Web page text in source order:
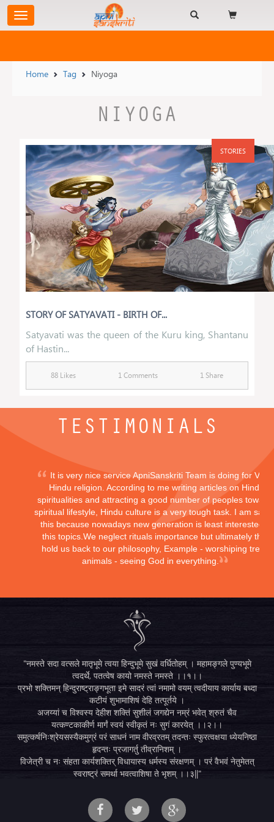
Home Tag Niyoga
NIYOGA
STORIES
STORY OF SATYAVATI - BIRTH OF...
Satyavati was the queen of the Kuru king, Shantanu
of Hastin...
88 Likes 1 Comments 1 Share
TESTIMONIALS
It is very nice service ApniSanskriti Team is doing for
Hindu religion. According to me writing articles on Hindu
spiritualities and attracting a good number of peoples
spiritual lifestyle, Hindu culture is a very tough task. I am
this because nowadays new generation is least interested in
this topics.We neglect rituals importance but ultimately they
hold us back to our philosophy, Example - worshiping trees,
animals - seeing God in everything.
"नमस्ते सदा वत्सले मातृभूमे त्वया हिन्दुभूमे सुखं वर्धितोहम् । महामङ्गले पुण्यभूमे
त्वदर्थे, पतत्वेष कायो नमस्ते नमस्ते ।।१।।
प्रभो शक्तिमन् हिन्दुराष्ट्राङ्गभूता इमे सादरं त्वां नमामो वयम् त्वदीयाय कार्याय बध्दा
कटीयं शुभामाशिषं देहि तत्पूर्तये ।
अजय्यां च विश्वस्य देहीश शक्तिं सुशीलं जगद्येन नम्रं भवेत् श्रुतं चैव
यत्कण्टकाकीर्ण मार्गं स्वयं स्वीकृतं नः सुगं कारयेत् ।।२।।
समुत्कर्षनिःश्रेयसस्यैकमुग्रं परं साधनं नाम वीरव्रतम् तदन्तः स्फुरत्वक्षया ध्येयनिष्ठा
हृदन्तः प्रजागर्तु तीव्रानिशम् ।
विजेत्री च नः संहता कार्यशक्तिर् विधायास्य धर्मस्य संरक्षणम् । परं वैभवं नेतुमेतत्
स्वराष्ट्रं समर्था भवत्वाशिषा ते भृशम् ।।३||"